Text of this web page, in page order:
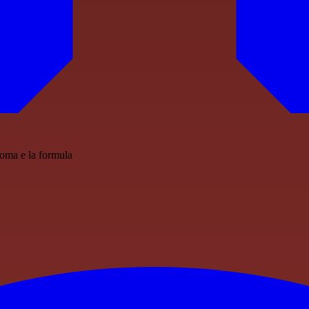
e la formula